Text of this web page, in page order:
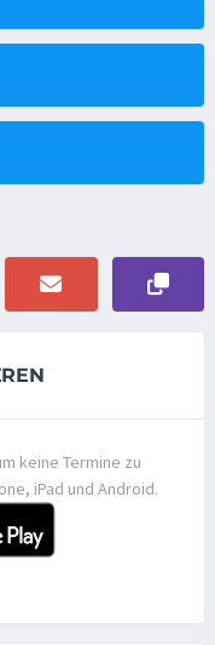
keine Termine zu
iPad und Android.